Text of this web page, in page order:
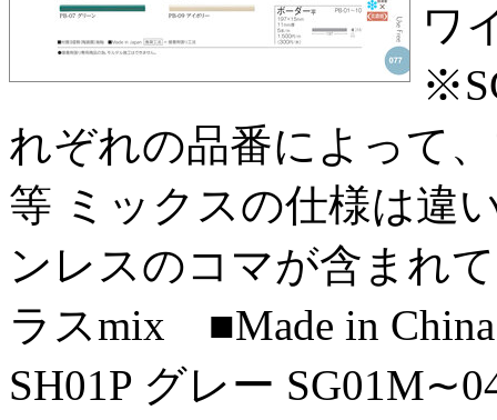
ワ
れぞれの品番によって
等 ミックスの仕様は違
ンレスのコマが含まれ
ラスmix ■Made in
SH01P グレー